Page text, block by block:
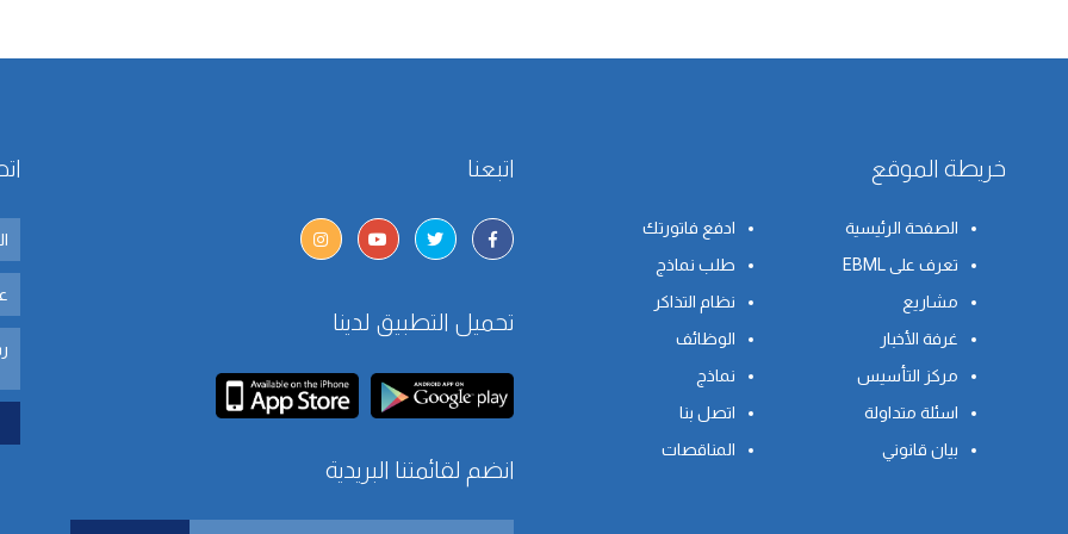
خريطة الموقع
الصفحة الرئيسية
ادفع فاتورتك
تعرف على EBML
طلب نماذج
مشاريع
نظام التذاكر
غرفة الأخبار
الوظائف
مركز التأسيس
نماذج
اسئلة متداولة
اتصل بنا
بيان قانوني
المناقصات
اتبعنا
تحميل التطبيق لدينا
انضم لقائمتنا البريدية